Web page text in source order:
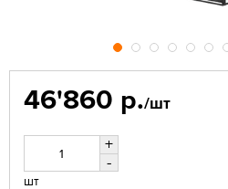
46'860 р./шт
+
-
шт